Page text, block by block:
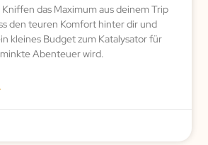
das Maximum aus deinem Trip
den teuren Komfort hinter dir und
kleines Budget zum Katalysator für
Abenteuer wird.